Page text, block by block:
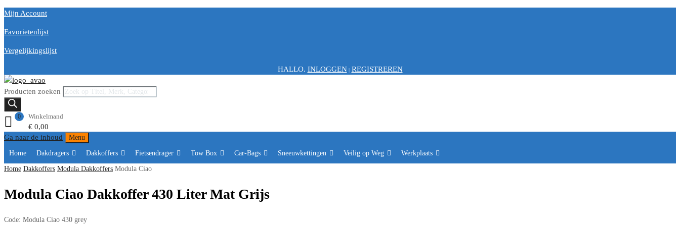
Mijn Account
Favorietenlijst
Vergelijkingslijst
HALLO. INLOGGEN | REGISTREREN
Producten zoeken
Winkelmand
€ 0,00
0
Ga naar de inhoud Menu
Home Dakdragers Dakkoffers Fietsendrager Tow Box Car-Bags Sneeuwkettingen Veilig op Weg Werkplaats
Home Dakkoffers Modula Dakkoffers Modula Ciao
Modula Ciao Dakkoffer 430 Liter Mat Grijs
Code: Modula Ciao 430 grey